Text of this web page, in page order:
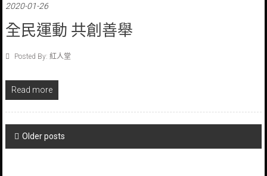
2020-01-26
全民運動 共創善舉
Posted By: 紅人堂
Read more
Posts
navigation
Older posts